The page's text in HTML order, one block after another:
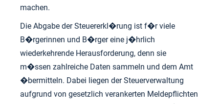
machen.
Die Abgabe der Steuererkl�rung ist f�r viele
B�rgerinnen und B�rger eine j�hrlich
wiederkehrende Herausforderung, denn sie
m�ssen zahlreiche Daten sammeln und dem Amt
�bermitteln. Dabei liegen der Steuerverwaltung
aufgrund von gesetzlich verankerten Meldepflichten